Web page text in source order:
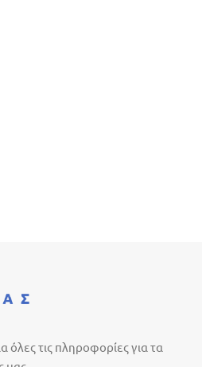
όλες τις πληροφορίες για τα